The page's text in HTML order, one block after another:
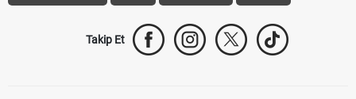
Takip Et